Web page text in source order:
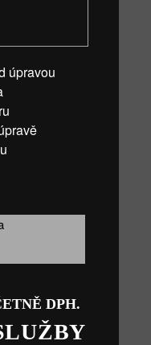
úpravou
DPH.